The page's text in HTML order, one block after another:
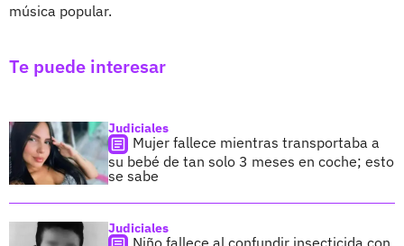
música popular.
Te puede interesar
Judiciales
Mujer fallece mientras transportaba a
su bebé de tan solo 3 meses en coche; esto
se sabe
Judiciales